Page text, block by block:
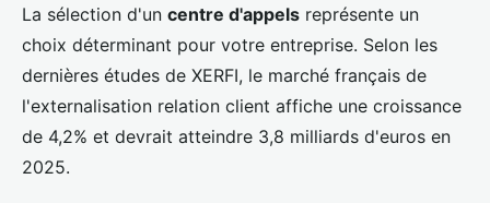
Choisir un call center : astuces
pour optimiser votre sélection
Théa•9 décembre 2025•7 min de lecture
La sélection d'un centre d'appels représente un
choix déterminant pour votre entreprise. Selon les
dernières études de XERFI, le marché français de
l'externalisation relation client affiche une croissance
de 4,2% et devrait atteindre 3,8 milliards d'euros en
2025.